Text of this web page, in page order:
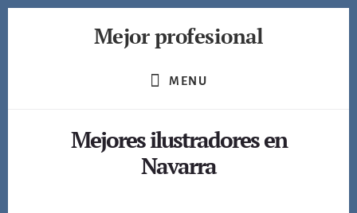
Mejor profesional
profesionales
MENU
Mejores ilustradores en
Navarra